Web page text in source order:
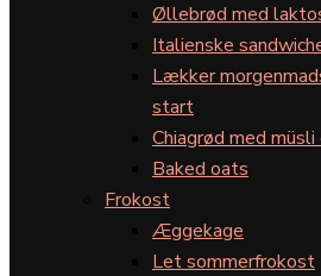
Øllebrød med
Italienske
Lækker
start
Chiagrød med
Baked oats
Frokost
Æggekage
Let sommerfrokost